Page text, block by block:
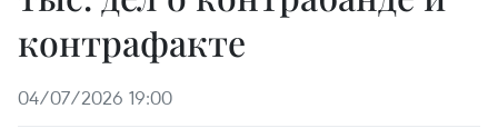
контрафакте
04/07/2026 19:00